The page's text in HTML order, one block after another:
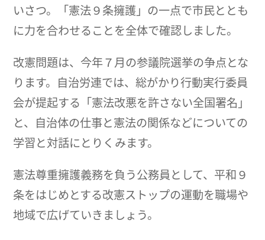
いさつ。「憲法９条擁護」の一点で市民ととも
に力を合わせることを全体で確認しました。
改憲問題は、今年７月の参議院選挙の争点とな
ります。自治労連では、総がかり行動実行委員
会が提起する「憲法改悪を許さない全国署名」
と、自治体の仕事と憲法の関係などについての
学習と対話にとりくみます。
憲法尊重擁護義務を負う公務員として、平和９
条をはじめとする改憲ストップの運動を職場や
地域で広げていきましょう。